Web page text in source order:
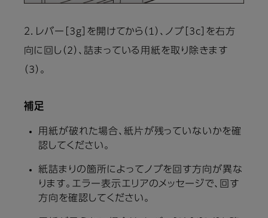
２．レバー［3g］を開けてから（1）、ノブ［3c］を右方
向に回し（2）、詰まっている用紙を取り除きます
（3）。
補足
用紙が破れた場合、紙片が残っていないかを確
認してください。
紙詰まりの箇所によってノブを回す方向が異な
ります。エラー表示エリアのメッセージで、回す
方向を確認してください。